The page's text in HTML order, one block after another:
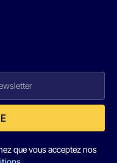
que vous acceptez nos